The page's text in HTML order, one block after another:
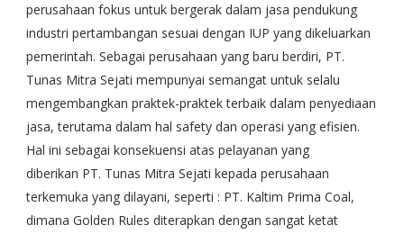
perusahaan fokus untuk bergerak dalam jasa pendukung
industri pertambangan sesuai dengan IUP yang dikeluarkan
pemerintah. Sebagai perusahaan yang baru berdiri, PT.
Tunas Mitra Sejati mempunyai semangat untuk selalu
mengembangkan praktek-praktek terbaik dalam penyediaan
jasa, terutama dalam hal safety dan operasi yang efisien.
Hal ini sebagai konsekuensi atas pelayanan yang
diberikan PT. Tunas Mitra Sejati kepada perusahaan
terkemuka yang dilayani, seperti : PT. Kaltim Prima Coal,
dimana Golden Rules diterapkan dengan sangat ketat